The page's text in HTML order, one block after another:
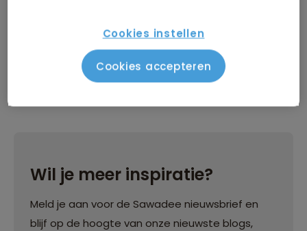
Wil je meer inspiratie?
Meld je aan voor de Sawadee nieuwsbrief en
blijf op de hoogte van onze nieuwste blogs,
Cookies instellen
Cookies accepteren